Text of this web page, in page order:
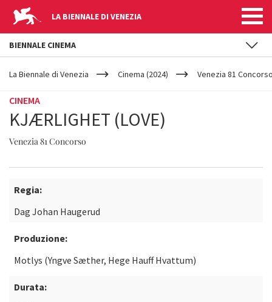
LA BIENNALE DI VENEZIA
YOUR
ARE
La Biennale di Venezia Cinema (2024) Venezia 81
CINEMA
KJÆRLIGHET (LOVE)
Venezia 81 Concorso
Regia:
Dag Johan Haugerud
Produzione:
Motlys (Yngve Sæther, Hege Hauff Hvattum)
Durata:
BIENNALE CINEMA